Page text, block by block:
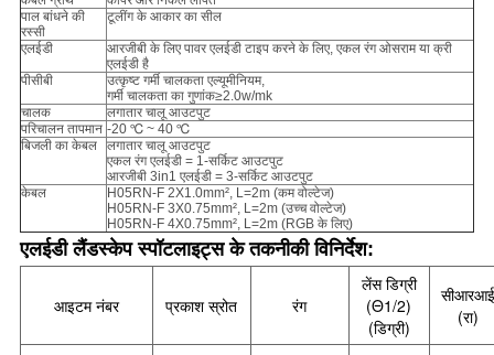
पाल बांधने की
रस्सी
टूलींग के आकार का सील
एलईडी
आरजीबी के लिए पावर एलईडी टाइप करने के लिए, एकल रंग ओसराम या क्री
एलईडी है
पीसीबी
उत्कृष्ट गर्मी चालकता एल्यूमीनियम,
गर्मी चालकता का गुणांक≥2.0w/mk
चालक
लगातार चालू आउटपुट
परिचालन तापमान -20 ℃ ~ 40 ℃
बिजली का केबल
लगातार चालू आउटपुट
एकल रंग एलईडी = 1-सर्किट आउटपुट
आरजीबी 3in1 एलईडी = 3-सर्किट आउटपुट
केबल
H05RN-F 2X1.0mm², L=2m (कम वोल्टेज)
H05RN-F 3X0.75mm², L=2m (उच्च वोल्टेज)
H05RN-F 4X0.75mm², L=2m (RGB के लिए)
एलईडी लैंडस्केप स्पॉटलाइट्स के तकनीकी विनिर्देश:
आइटम नंबर प्रकाश स्रोत रंग
लेंस डिग्री
(Θ1/2)
(डिग्री)
सीआरआई
(रा)